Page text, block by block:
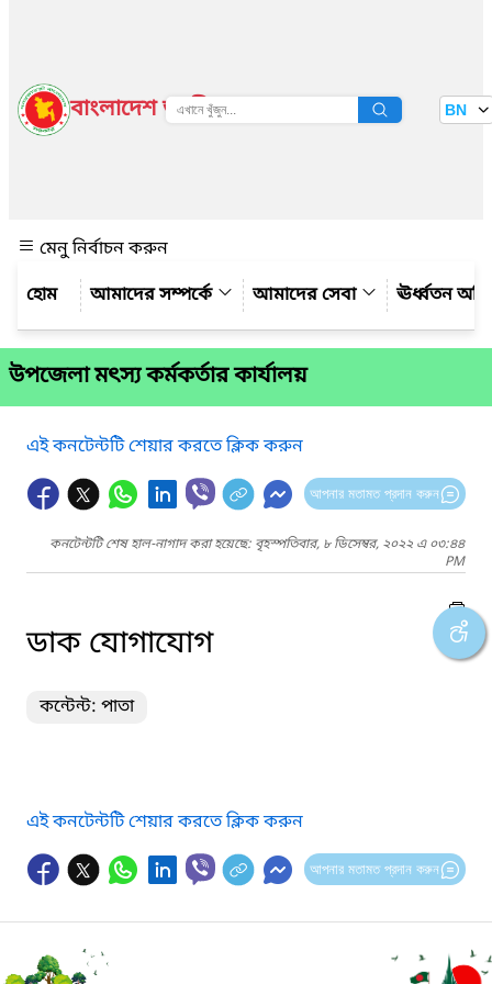
বাংলাদেশ জাতীয় তথ্য বাতায়ন BN
মেনু নির্বাচন করুন
আমাদের সম্পর্কে
আমাদের সেবা ঊর্ধ্বতন
উপজেলা মৎস্য কর্মকর্তার কার্যালয়
এই কনটেন্টটি শেয়ার করতে ক্লিক করুন
আপনার মতামত প্রদান করুন
কনটেন্টটি শেষ হাল-নাগাদ করা হয়েছে: বৃহস্পতিবার, ৮ ডিসেম্বর, ২০২২ এ ০৩:৪৪
PM
ডাক যোগাযোগ
কন্টেন্ট: পাতা
এই কনটেন্টটি শেয়ার করতে ক্লিক করুন
আপনার মতামত প্রদান করুন